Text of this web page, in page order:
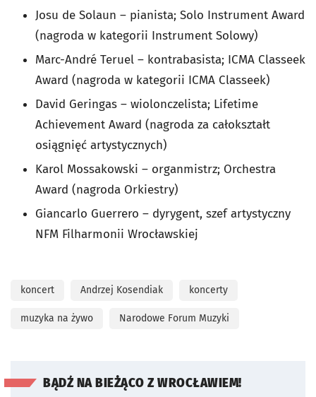
Josu de Solaun – pianista; Solo Instrument Award
(nagroda w kategorii Instrument Solowy)
Marc-André Teruel – kontrabasista; ICMA Classeek
Award (nagroda w kategorii ICMA Classeek)
David Geringas – wiolonczelista; Lifetime
Achievement Award (nagroda za całokształt
osiągnięć artystycznych)
Karol Mossakowski – organmistrz; Orchestra
Award (nagroda Orkiestry)
Giancarlo Guerrero – dyrygent, szef artystyczny
NFM Filharmonii Wrocławskiej
koncert Andrzej Kosendiak koncerty
muzyka na żywo Narodowe Forum Muzyki
BĄDŹ NA BIEŻĄCO Z WROCŁAWIEM!